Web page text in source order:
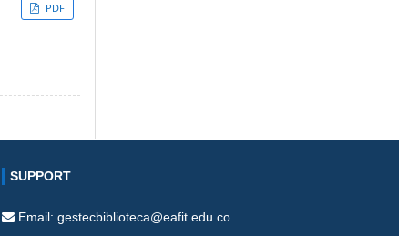
PDF
SUPPORT
Email: gestecbiblioteca@eafit.edu.co